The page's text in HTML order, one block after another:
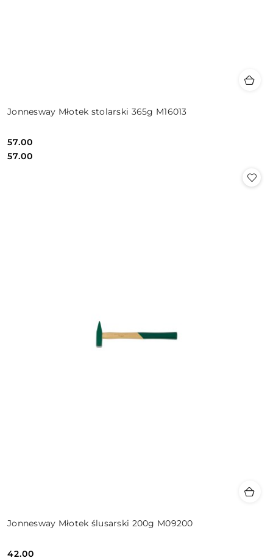
Jonnesway Młotek stolarski 365g M16013
Cena:
57.00
Cena:
57.00
Jonnesway Młotek ślusarski 200g M09200
42.00